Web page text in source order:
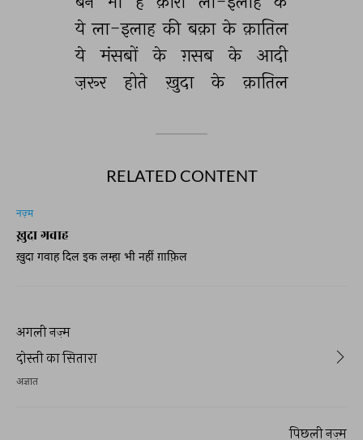
ये ला-इलाह की बक़ा के क़ातिल
ये
मंसबों के ग़सब के
आदी
ज़रूर
होते ख़ुदा के क़ातिल
RELATED CONTENT
नज़्म
ख़ुदा गवाह
ख़ुदा गवाह दिल इक लम्हा भी नहीं ग़ाफ़िल
अगली नज़्म
दोस्ती का सितारा
अज्ञात
पिछली नज़्म